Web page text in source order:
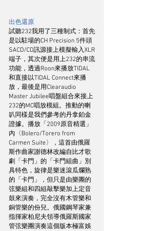
出色還原
試聽232我用了三種制式：首先
是以駐場的CH Precision 5件頭
SACD/CD訊源接上模擬輸入XLR
端子，其次便是用上232的串流
功能，透過Roon來播放TIDAL
和直接以TIDAL Connect來播
放，最後是用Clearaudio
Master Jubilee唱盤組合來接上
232的MC唱放模組。推動的喇
叭同樣是我們參考的丹拿鉑金
證據。播放「2009原音精選」
內〈Bolero/Torero from
Carmen Suite〉，這首由俄羅
斯作曲家謝德林改編自比才歌
劇「卡門」的「卡門組曲」別
具特色，旋律是樂迷滾瓜爛熟
的「卡門」，但只是由樂團的
弦樂組和四組敲擊樂加上定音
鼓來演奏，完全沒有木管樂和
銅管樂的份兒。俄國鋼琴家兼
指揮家柏尼夫領導俄羅斯國家
管弦樂團演奏這個版本極富娛